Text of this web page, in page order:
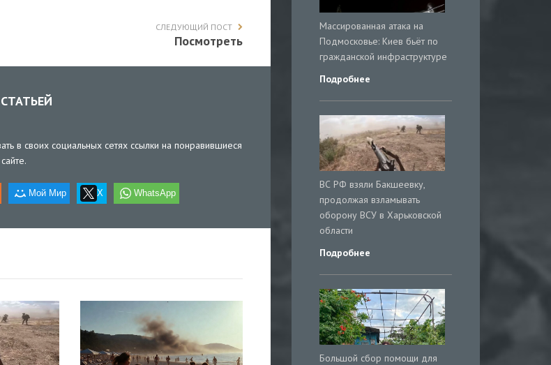
СЛЕДУЮЩИЙ ПОСТ
Посмотреть
в своих социальных сетях ссылки на понравившиеся
Мой Мир X WhatsApp
Массированная атака на
Подмосковье: Киев бьёт по
гражданской инфраструктуре
Подробнее
ВС РФ взяли Бакшеевку,
продолжая взламывать
оборону ВСУ в Харьковской
области
Подробнее
Большой сбор помощи для